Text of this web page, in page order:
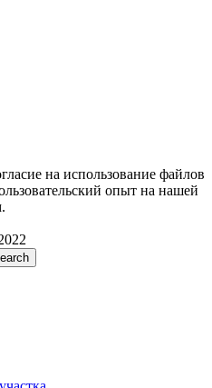
на использование файлов
опыт на нашей